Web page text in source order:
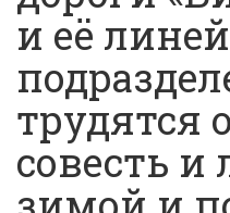
и её
трудятся
совесть и